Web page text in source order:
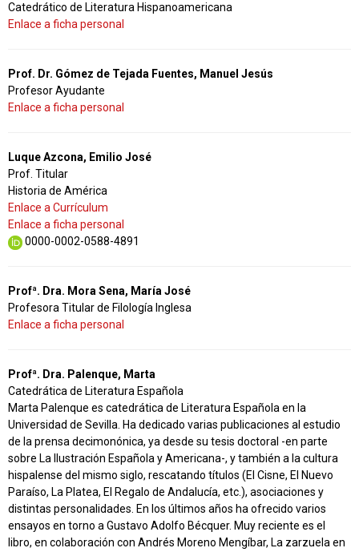
Catedrático de Literatura Hispanoamericana
Enlace a ficha personal
Prof. Dr. Gómez de Tejada Fuentes, Manuel Jesús
Profesor Ayudante
Enlace a ficha personal
Luque Azcona, Emilio José
Prof. Titular
Historia de América
Enlace a Currículum
Enlace a ficha personal
0000-0002-0588-4891
Profª. Dra. Mora Sena, María José
Profesora Titular de Filología Inglesa
Enlace a ficha personal
Profª. Dra. Palenque, Marta
Catedrática de Literatura Española
Marta Palenque es catedrática de Literatura Española en la
Universidad de Sevilla. Ha dedicado varias publicaciones al estudio
de la prensa decimonónica, ya desde su tesis doctoral -en parte
sobre La Ilustración Española y Americana-, y también a la cultura
hispalense del mismo siglo, rescatando títulos (El Cisne, El Nuevo
Paraíso, La Platea, El Regalo de Andalucía, etc.), asociaciones y
distintas personalidades. En los últimos años ha ofrecido varios
ensayos en torno a Gustavo Adolfo Bécquer. Muy reciente es el
libro, en colaboración con Andrés Moreno Mengíbar, La zarzuela en